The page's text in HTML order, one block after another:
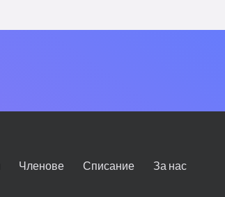
Членове Списание За нас